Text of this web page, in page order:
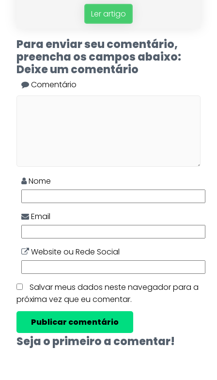
Ler artigo
Para enviar seu comentário,
preencha os campos abaixo:
Deixe um comentário
Comentário
Nome
Email
Website ou Rede Social
Salvar meus dados neste navegador para a
próxima vez que eu comentar.
Seja o primeiro a comentar!